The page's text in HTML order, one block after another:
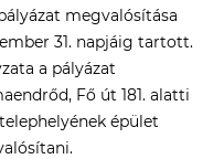
megvalósítása
31. napjáig tartott.
a pályázat
Fő út 181. alatti
épület